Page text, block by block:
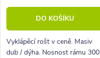
DO KOŠÍKU
Vyklápěcí rošt v ceně. Masiv
dub / dýha. Nosnost rámu 300